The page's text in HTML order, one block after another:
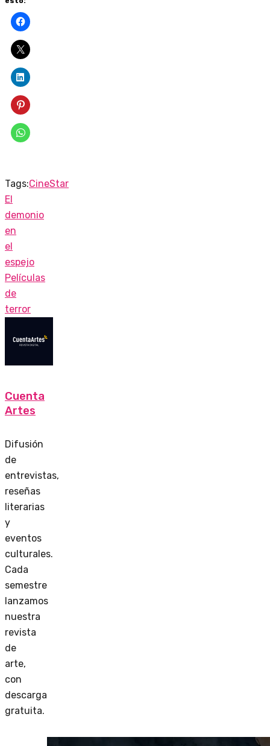
Tags:CineStar
El
demonio
en
el
espejo
Películas
de
terror
Cuenta
Artes
Difusión
de
entrevistas,
reseñas
literarias
y
eventos
culturales.
Cada
semestre
lanzamos
nuestra
revista
de
arte,
con
descarga
gratuita.